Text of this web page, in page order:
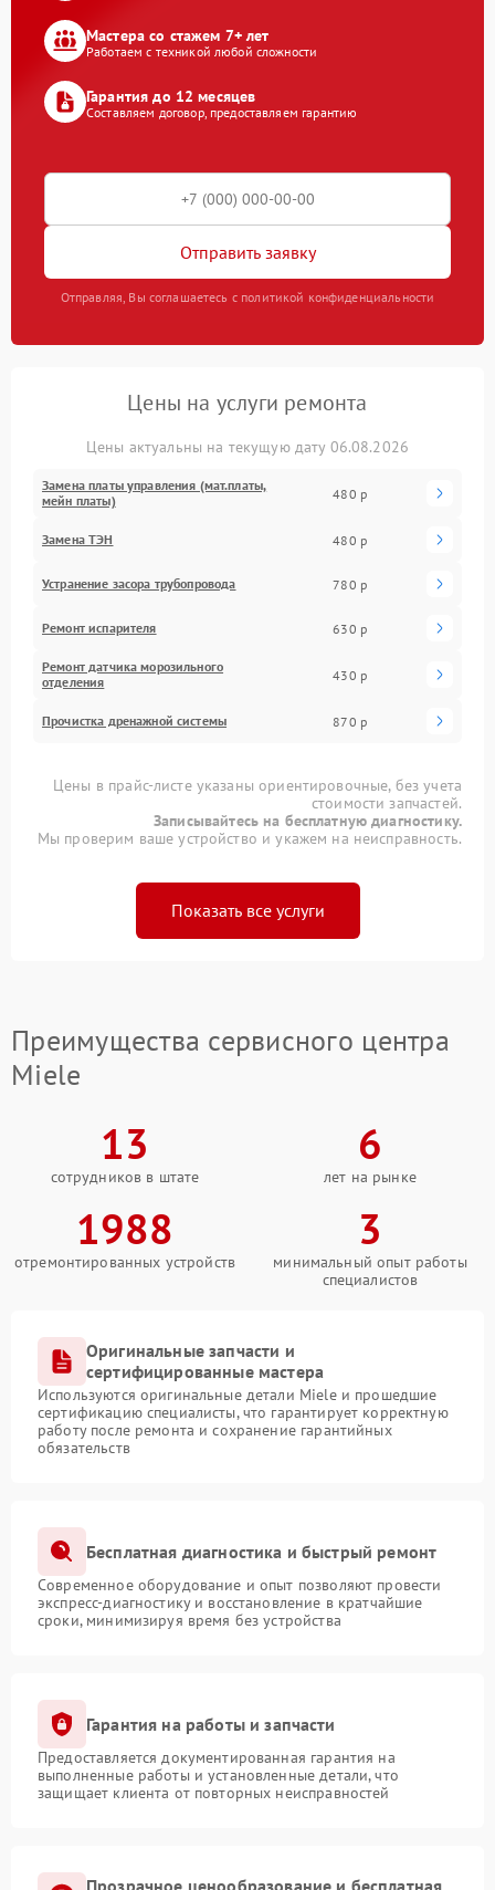
Мастера со стажем 7+ лет
Работаем с техникой любой сложности
Гарантия до 12 месяцев
Составляем договор, предоставляем гарантию
Отправить заявку
Отправляя, Вы соглашаетесь с политикой конфиденциальности
Цены на услуги ремонта
Цены актуальны на текущую дату 06.08.2026
Замена платы управления (мат.платы,
мейн платы)
480 р
Замена ТЭН 480 р
Устранение засора трубопровода 780 р
Ремонт испарителя 630 р
Ремонт датчика морозильного
отделения
430 р
Прочистка дренажной системы 870 р
Цены в прайс-листе указаны ориентировочные, без учета
стоимости запчастей.
Записывайтесь на бесплатную диагностику.
Мы проверим ваше устройство и укажем на неисправность.
Показать все услуги
Преимущества сервисного центра
Miele
13
сотрудников в штате
6
лет на рынке
1988
отремонтированных устройств
3
минимальный опыт работы
специалистов
Оригинальные запчасти и
сертифицированные мастера
Используются оригинальные детали Miele и прошедшие
сертификацию специалисты, что гарантирует корректную
работу после ремонта и сохранение гарантийных
обязательств
Бесплатная диагностика и быстрый ремонт
Современное оборудование и опыт позволяют провести
экспресс-диагностику и восстановление в кратчайшие
сроки, минимизируя время без устройства
Гарантия на работы и запчасти
Предоставляется документированная гарантия на
выполненные работы и установленные детали, что
защищает клиента от повторных неисправностей
Прозрачное ценообразование и бесплатная